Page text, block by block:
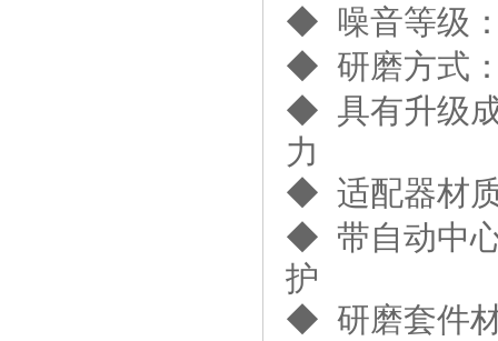
◆ 噪音等级
◆ 研磨方式
◆ 具有升级
力
◆ 适配器材
◆ 带自动中
护
◆ 研磨套件